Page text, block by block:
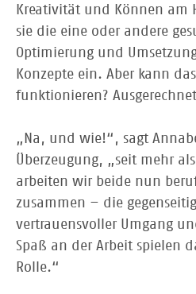
Kreativität und Können am
sie die eine oder andere
Optimierung und
Konzepte ein. Aber kann
funktionieren?
„Na, und wie!“, sagt
Überzeugung, „seit mehr
arbeiten wir beide nun
zusammen – die
vertrauensvoller Umgang
Spaß an der Arbeit spielen
Rolle.“